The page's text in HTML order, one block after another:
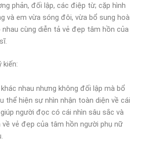
phản, đối lập, các điệp từ; cặp hình
và em vừa sóng đôi, vừa bổ sung hoà
nhau cùng diễn tả vẻ đẹp tâm hồn của
kiến:
nhau nhưng không đối lập mà bổ
thể hiện sự nhìn nhận toàn diện về cái
người đọc có cái nhìn sâu sắc và
vẻ đẹp của tâm hồn người phụ nữ